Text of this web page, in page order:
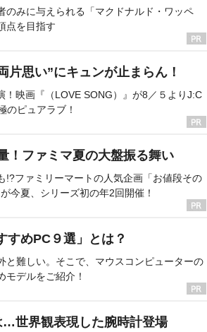
のみに与えられる「マクドナルド・ワッペ
点を目指す
片思い”にキュンが止まらん！
！映画『（LOVE SONG）』が8／５よりJ:C
のピュアラブ！
！ファミマ夏の大盤振る舞い
!?ファミリーマートの人気企画「お値段その
今夏、シリーズ初の年2回開催！
すめPC９選」とは？
と難しい。そこで、マウスコンピューターの
モデルをご紹介！
…世界観表現した腕時計登場